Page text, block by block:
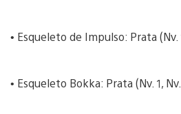
• Esqueleto de Impulso: Prata (Nv.
• Esqueleto Bokka: Prata (Nv. 1,